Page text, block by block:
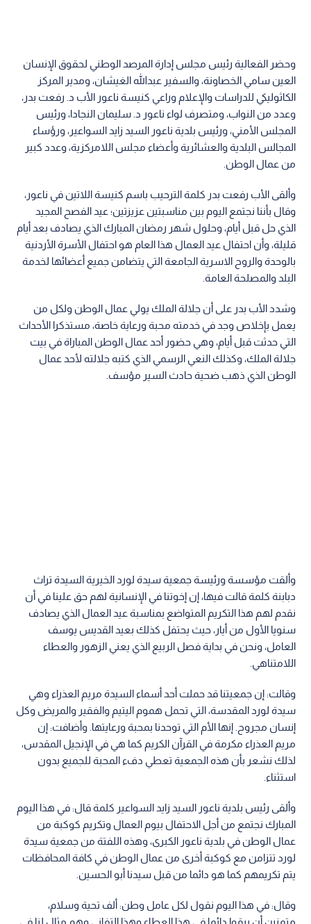
وحضر الفعالية رئيس مجلس إدارة المرصد الوطني لحقوق الإنسان
العين سامي الخصاونة، والسفير عبدالله الغيشان، ومدير المركز
الكاثوليكي للدراسات والإعلام وراعي كنيسة ناعور الأب د. رفعت بدر،
وعدد من النواب، ومتصرف لواء ناعور د. سليمان النجادا، ورئيس
المجلس الأمني، ورئيس بلدية ناعور السيد زايد السواعير، ورؤساء
المجالس البلدية والعشائرية وأعضاء مجلس اللامركزية، وعدد كبير
من عمال الوطن.
وألقى الأب رفعت بدر كلمة الترحيب باسم كنيسة اللاتين في ناعور،
وقال بأننا نجتمع اليوم بين مناسبتين عزيزتين؛ عيد الفصح المجيد
الذي حل قبل أيام، وحلول شهر رمضان المبارك الذي يصادف بعد أيام
قليلة، وأن احتفال عيد العمال هذا العام هو احتفال الأسرة الأردنية
بالوحدة والروح الاسرية الجامعة التي يتضامن جميع أعضائها لخدمة
البلد والمصلحة العامة.
وشدد الأب بدر على أن جلالة الملك يولي عمال الوطن ولكل من
يعمل بإخلاص وجد في خدمته محبة ورعاية خاصة، مستذكرا الأحداث
التي حدثت قبل أيام، وهي حضور أحد عمال الوطن المباراة في بيت
جلالة الملك، وكذلك النعي الرسمي الذي كتبه جلالته لأحد عمال
الوطن الذي ذهب ضحية حادث السير مؤسف.
وألقت مؤسسة ورئيسة جمعية سيدة لورد الخيرية السيدة تراث
دبابنة كلمة قالت فيها، إن إخوتنا في الإنسانية لهم حق علينا في أن
نقدم لهم هذا التكريم المتواضع بمناسبة عيد العمال الذي يصادف
سنويا الأول من أيار، حيث يحتفل كذلك بعيد القديس يوسف
العامل، ونحن في بداية فصل الربيع الذي يعني الزهور والعطاء
اللامتناهي.
وقالت: إن جمعيتنا قد حملت أحد أسماء السيدة مريم العذراء وهي
سيدة لورد المقدسة، التي تحمل هموم اليتيم والفقير والمريض وكل
إنسان مجروح. إنها الأم التي توحدنا بمحبة ورعايتها. وأضافت: إن
مريم العذراء مكرمة في القرآن الكريم كما هي في الإنجيل المقدس،
لذلك نشعر بأن هذه الجمعية تعطي دفء المحبة للجميع بدون
استثناء.
وألقى رئيس بلدية ناعور السيد زايد السواعير كلمة قال: في هذا اليوم
المبارك نجتمع من أجل الاحتفال بيوم العمال وتكريم كوكبة من
عمال الوطن في بلدية ناعور الكبرى، وهذه اللفتة من جمعية سيدة
لورد تتزامن مع كوكبة أخرى من عمال الوطن في كافة المحافظات
يتم تكريمهم كما هو دائما من قبل سيدنا أبو الحسين.
وقال: في هذا اليوم نقول لكل عامل وطن: ألف تحية وسلام،
متمنين أن يبقوا دائما في هذا العطاء وهذا التفاني وهم مثال لنا في